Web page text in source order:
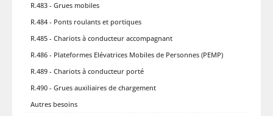
R.483 - Grues mobiles
R.484 - Ponts roulants et portiques
R.485 - Chariots à conducteur accompagnant
R.486 - Plateformes Elévatrices Mobiles de Personnes (PEMP)
R.489 - Chariots à conducteur porté
R.490 - Grues auxiliaires de chargement
Autres besoins